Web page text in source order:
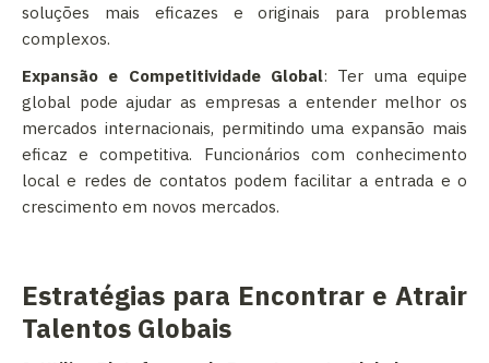
soluções mais eficazes e originais para problemas
complexos.
Expansão e Competitividade Global: Ter uma equipe
global pode ajudar as empresas a entender melhor os
mercados internacionais, permitindo uma expansão mais
eficaz e competitiva. Funcionários com conhecimento
local e redes de contatos podem facilitar a entrada e o
crescimento em novos mercados.
Estratégias para Encontrar e Atrair
Talentos Globais